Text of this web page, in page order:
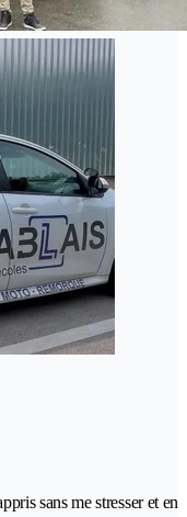
sans me stresser et en